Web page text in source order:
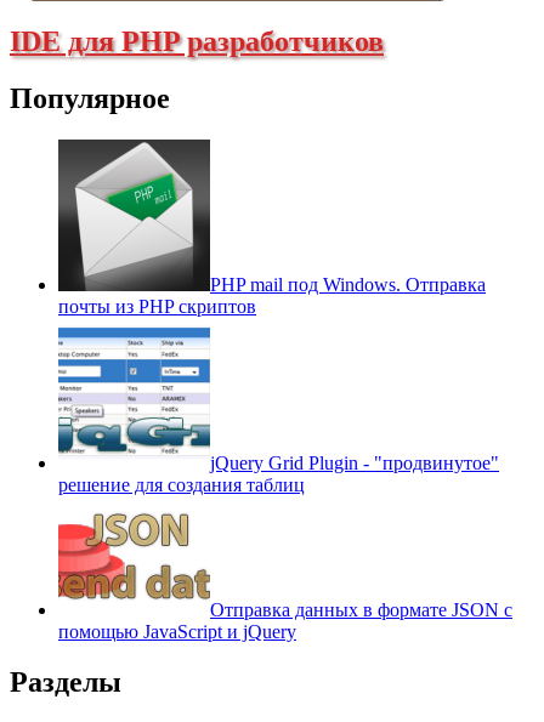
IDE для PHP разработчиков
Популярное
PHP mail под Windows. Отправка
почты из PHP скриптов
jQuery Grid Plugin - "продвинутое"
решение для создания таблиц
Отправка данных в формате JSON с
помощью JavaScript и jQuery
Разделы